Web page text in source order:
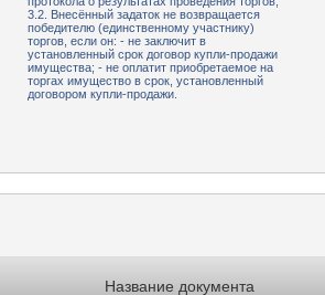
3.2. Внесённый задаток не возвращается
победителю (единственному участнику)
торгов, если он: - не заключит в
установленный срок договор купли-продажи
имущества; - не оплатит приобретаемое на
торгах имущество в срок, установленный
договором купли-продажи.
Название документа